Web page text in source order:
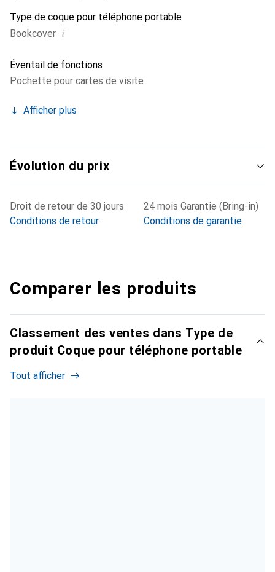
Type de coque pour téléphone portable
Bookcover i
Éventail de fonctions
Pochette pour cartes de visite
Afficher plus
Évolution du prix
Droit de retour de 30 jours
Conditions de retour
24 mois Garantie (Bring-in)
Conditions de garantie
Comparer les produits
Classement des ventes dans Type de
produit Coque pour téléphone portable
Tout afficher